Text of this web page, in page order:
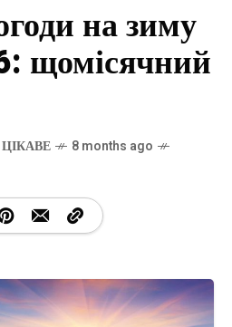
на зиму
щомісячний
ЦІКАВЕ
8 months ago